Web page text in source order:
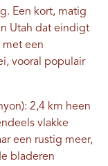
Een kort, matig
Utah dat eindigt
met een
vooral populair
2,4 km heen
vlakke
een rustig meer,
bladeren